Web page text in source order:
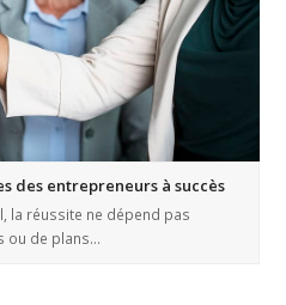
des entrepreneurs à succès
la réussite ne dépend pas
ou de plans…